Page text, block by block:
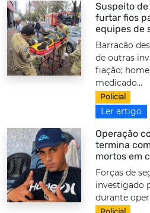
Suspeito
furtar fios
equipes de
Barracão
de outras
fiação;
medicado...
Policial
Ler artigo
Operação
termina
mortos em
Forças de
investigado
durante